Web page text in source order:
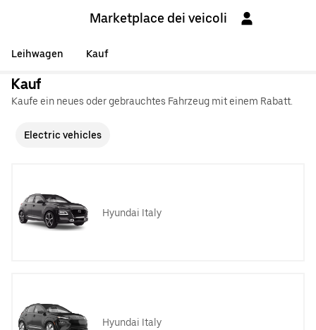
Marketplace dei veicoli
Leihwagen Kauf
Kauf
Kaufe ein neues oder gebrauchtes Fahrzeug mit einem Rabatt.
Electric vehicles
Hyundai Italy
Hyundai Italy